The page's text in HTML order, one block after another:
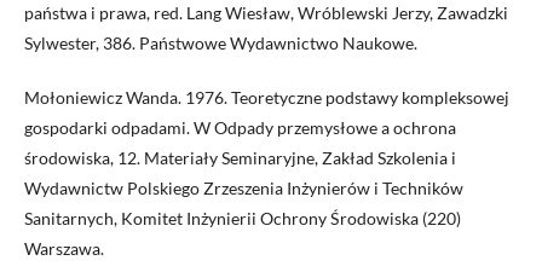
państwa i prawa, red. Lang Wiesław, Wróblewski Jerzy, Zawadzki
Sylwester, 386. Państwowe Wydawnictwo Naukowe.
Mołoniewicz Wanda. 1976. Teoretyczne podstawy kompleksowej
gospodarki odpadami. W Odpady przemysłowe a ochrona
środowiska, 12. Materiały Seminaryjne, Zakład Szkolenia i
Wydawnictw Polskiego Zrzeszenia Inżynierów i Techników
Sanitarnych, Komitet Inżynierii Ochrony Środowiska (220)
Warszawa.